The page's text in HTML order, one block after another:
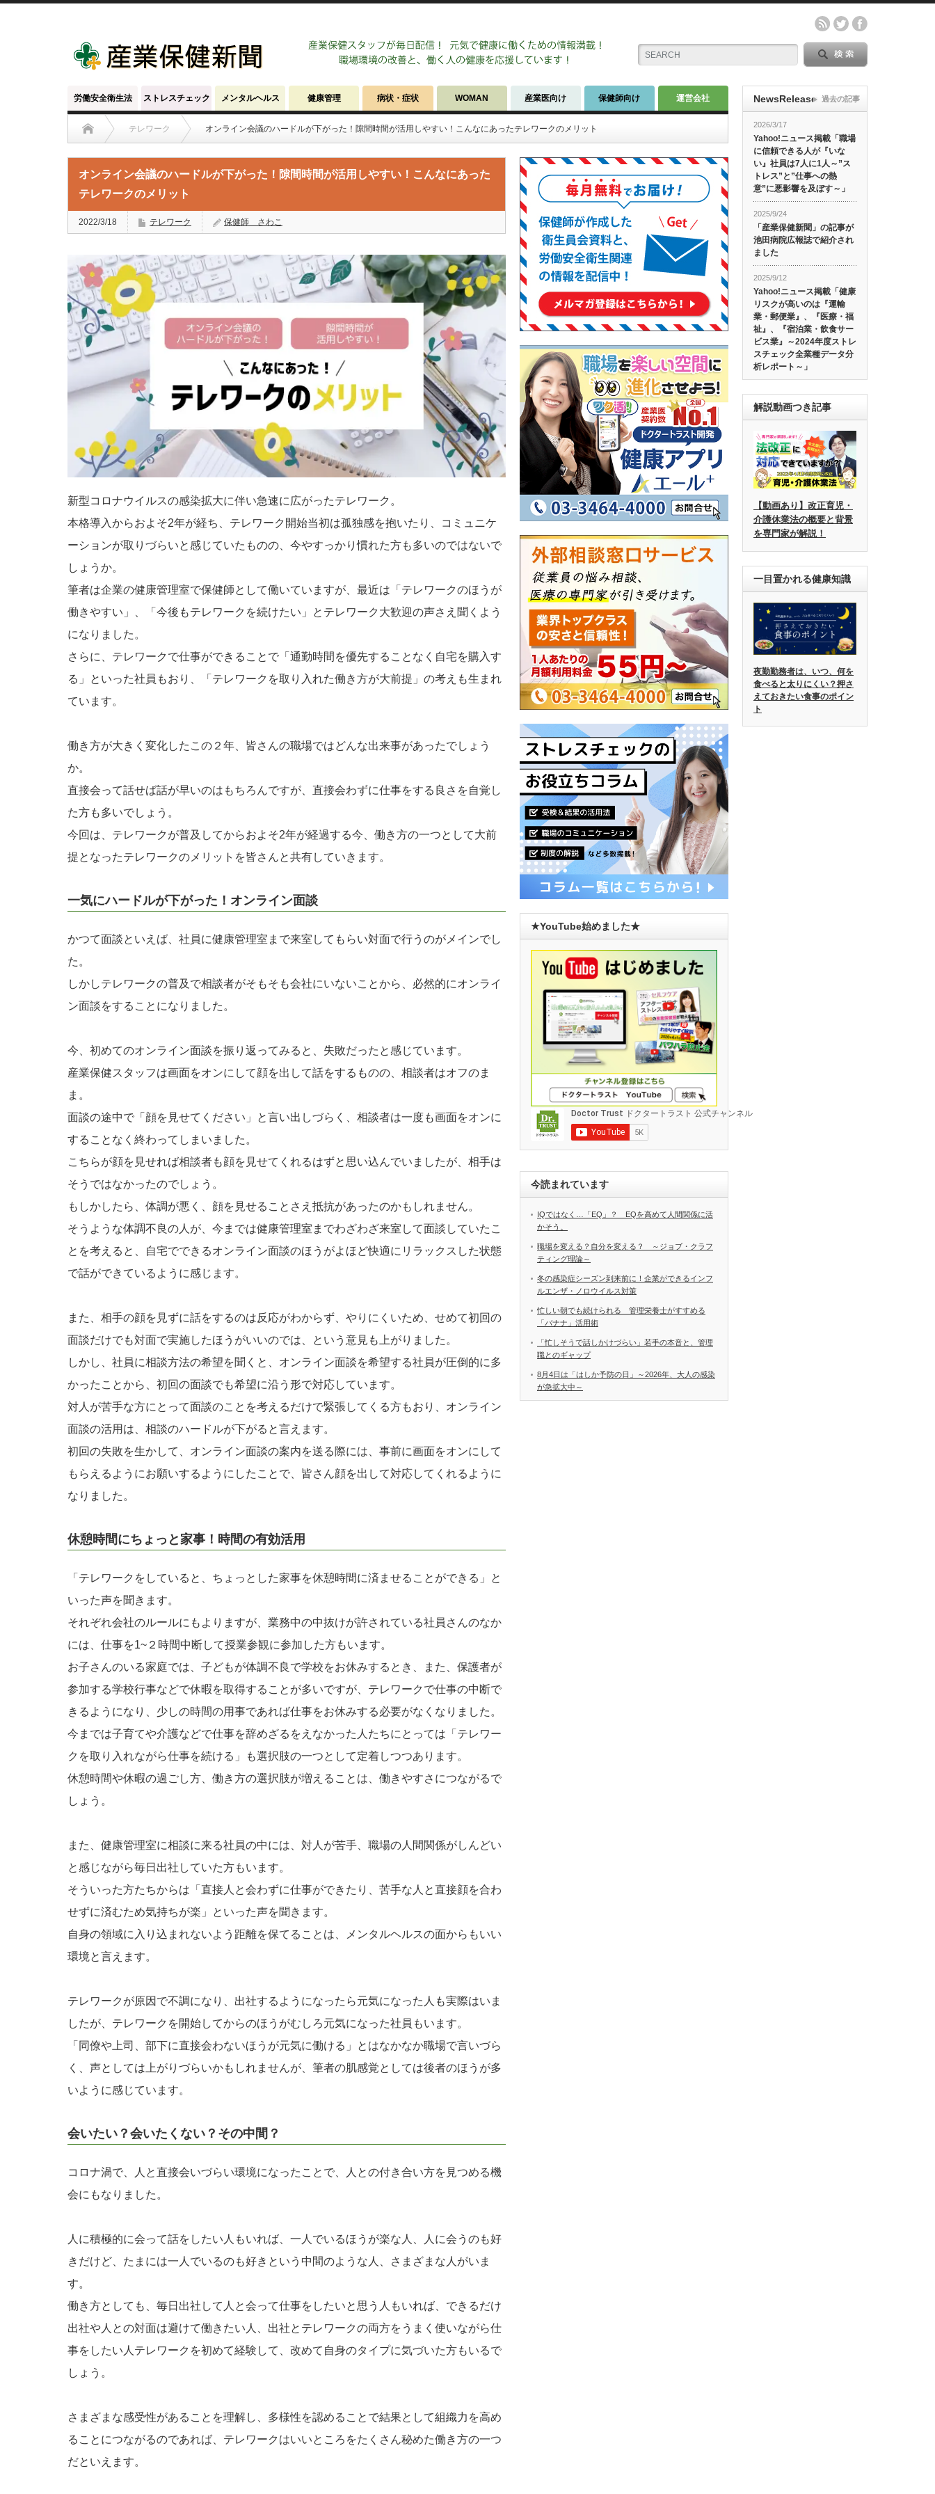
労働安全衛生法 ストレスチェック メンタルヘルス 健康管理 病状・症状 WOMAN 産業医向け 保健師向け 運営会社
テレワーク オンライン会議のハードルが下がった！隙間時間が活用しやすい！こんなにあったテレワークのメリット
オンライン会議のハードルが下がった！隙間時間が活用しやすい！こんなにあった
テレワークのメリット
2022/3/18 テレワーク 保健師 さわこ
新型コロナウイルスの感染拡大に伴い急速に広がったテレワーク。
本格導入からおよそ2年が経ち、テレワーク開始当初は孤独感を抱いたり、コミュニケ
ーションが取りづらいと感じていたものの、今やすっかり慣れた方も多いのではないで
しょうか。
筆者は企業の健康管理室で保健師として働いていますが、最近は「テレワークのほうが
働きやすい」、「今後もテレワークを続けたい」とテレワーク大歓迎の声さえ聞くよう
になりました。
さらに、テレワークで仕事ができることで「通勤時間を優先することなく自宅を購入す
る」といった社員もおり、「テレワークを取り入れた働き方が大前提」の考えも生まれ
ています。
働き方が大きく変化したこの２年、皆さんの職場ではどんな出来事があったでしょう
か。
直接会って話せば話が早いのはもちろんですが、直接会わずに仕事をする良さを自覚し
た方も多いでしょう。
今回は、テレワークが普及してからおよそ2年が経過する今、働き方の一つとして大前
提となったテレワークのメリットを皆さんと共有していきます。
一気にハードルが下がった！オンライン面談
かつて面談といえば、社員に健康管理室まで来室してもらい対面で行うのがメインでし
た。
しかしテレワークの普及で相談者がそもそも会社にいないことから、必然的にオンライ
ン面談をすることになりました。
今、初めてのオンライン面談を振り返ってみると、失敗だったと感じています。
産業保健スタッフは画面をオンにして顔を出して話をするものの、相談者はオフのま
ま。
面談の途中で「顔を見せてください」と言い出しづらく、相談者は一度も画面をオンに
することなく終わってしまいました。
こちらが顔を見せれば相談者も顔を見せてくれるはずと思い込んでいましたが、相手は
そうではなかったのでしょう。
もしかしたら、体調が悪く、顔を見せることさえ抵抗があったのかもしれません。
そうような体調不良の人が、今までは健康管理室までわざわざ来室して面談していたこ
とを考えると、自宅でできるオンライン面談のほうがよほど快適にリラックスした状態
で話ができているように感じます。
また、相手の顔を見ずに話をするのは反応がわからず、やりにくいため、せめて初回の
面談だけでも対面で実施したほうがいいのでは、という意見も上がりました。
しかし、社員に相談方法の希望を聞くと、オンライン面談を希望する社員が圧倒的に多
かったことから、初回の面談でも希望に沿う形で対応しています。
対人が苦手な方にとって面談のことを考えるだけで緊張してくる方もおり、オンライン
面談の活用は、相談のハードルが下がると言えます。
初回の失敗を生かして、オンライン面談の案内を送る際には、事前に画面をオンにして
もらえるようにお願いするようにしたことで、皆さん顔を出して対応してくれるように
なりました。
休憩時間にちょっと家事！時間の有効活用
「テレワークをしていると、ちょっとした家事を休憩時間に済ませることができる」と
いった声を聞きます。
それぞれ会社のルールにもよりますが、業務中の中抜けが許されている社員さんのなか
には、仕事を1~２時間中断して授業参観に参加した方もいます。
お子さんのいる家庭では、子どもが体調不良で学校をお休みするとき、また、保護者が
参加する学校行事などで休暇を取得することが多いですが、テレワークで仕事の中断で
きるようになり、少しの時間の用事であれば仕事をお休みする必要がなくなりました。
今までは子育てや介護などで仕事を辞めざるをえなかった人たちにとっては「テレワー
クを取り入れながら仕事を続ける」も選択肢の一つとして定着しつつあります。
休憩時間や休暇の過ごし方、働き方の選択肢が増えることは、働きやすさにつながるで
しょう。
また、健康管理室に相談に来る社員の中には、対人が苦手、職場の人間関係がしんどい
と感じながら毎日出社していた方もいます。
そういった方たちからは「直接人と会わずに仕事ができたり、苦手な人と直接顔を合わ
せずに済むため気持ちが楽」といった声を聞きます。
自身の領域に入り込まれないよう距離を保てることは、メンタルヘルスの面からもいい
環境と言えます。
テレワークが原因で不調になり、出社するようになったら元気になった人も実際はいま
したが、テレワークを開始してからのほうがむしろ元気になった社員もいます。
「同僚や上司、部下に直接会わないほうが元気に働ける」とはなかなか職場で言いづら
く、声としては上がりづらいかもしれませんが、筆者の肌感覚としては後者のほうが多
いように感じています。
会いたい？会いたくない？その中間？
コロナ渦で、人と直接会いづらい環境になったことで、人との付き合い方を見つめる機
会にもなりました。
人に積極的に会って話をしたい人もいれば、一人でいるほうが楽な人、人に会うのも好
きだけど、たまには一人でいるのも好きという中間のような人、さまざまな人がいま
す。
働き方としても、毎日出社して人と会って仕事をしたいと思う人もいれば、できるだけ
出社や人との対面は避けて働きたい人、出社とテレワークの両方をうまく使いながら仕
事をしたい人テレワークを初めて経験して、改めて自身のタイプに気づいた方もいるで
しょう。
さまざまな感受性があることを理解し、多様性を認めることで結果として組織力を高め
ることにつながるのであれば、テレワークはいいところをたくさん秘めた働き方の一つ
だといえます。
★YouTube始めました★
今読まれています
IQではなく…「EQ」？ EQを高めて人間関係に活
かそう。
職場を変える？自分を変える？ ～ジョブ・クラフ
ティング理論～
冬の感染症シーズン到来前に！企業ができるインフ
ルエンザ・ノロウイルス対策
忙しい朝でも続けられる 管理栄養士がすすめる
「バナナ」活用術
「忙しそうで話しかけづらい」若手の本音と、管理
職とのギャップ
8月4日は「はしか予防の日」～2026年、大人の感染
が急拡大中～
NewsRelease
2026/3/17
Yahoo!ニュース掲載「職場
に信頼できる人が『いな
い』社員は7人に1人～”ス
トレス”と”仕事への熱
意”に悪影響を及ぼす～」
2025/9/24
「産業保健新聞」の記事が
池田病院広報誌で紹介され
ました
2025/9/12
Yahoo!ニュース掲載「健康
リスクが高いのは『運輸
業・郵便業』、『医療・福
祉』、『宿泊業・飲食サー
ビス業』～2024年度ストレ
スチェック全業種データ分
析レポート～」
過去の記事
解説動画つき記事
【動画あり】改正育児・
介護休業法の概要と背景
を専門家が解説！
一目置かれる健康知識
夜勤勤務者は、いつ、何を
食べると太りにくい？押さ
えておきたい食事のポイン
ト